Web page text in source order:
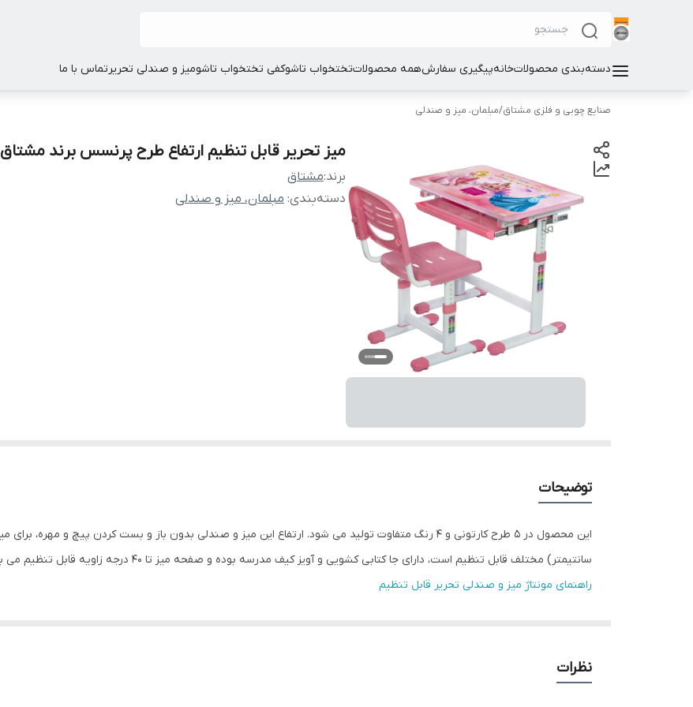
دسته‌بندی محصولاتخانهپیگیری سفارشهمه محصولاتتختخواب تاشوکفی تختخواب تاشومیز و صندلی تحریرتماس با ما
صنایع چوبی و فلزی مشتاق/مبلمان، میز و صندلی
میز تحریر قابل تنظیم ارتفاع طرح پرنسس برند مشتاق
برند:مشتاق
دسته‌بندی: مبلمان، میز و صندلی
توضیحات
سانتیمتر) مختلف قابل تنظیم است، دارای جا کتابی کشویی و آویز کیف مدرسه بوده و صفحه میز تا ۴۰ درجه زاویه قابل تنظیم می باشد.
راهنمای مونتاژ میز و صندلی تحریر قابل تنظیم
نظرات